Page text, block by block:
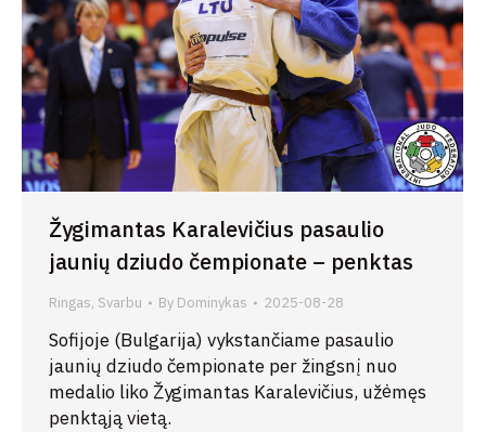
Žygimantas Karalevičius pasaulio
jaunių dziudo čempionate – penktas
Ringas, Svarbu By Dominykas 2025-08-28
Sofijoje (Bulgarija) vykstančiame pasaulio
jaunių dziudo čempionate per žingsnį nuo
medalio liko Žygimantas Karalevičius, užėmęs
penktąją vietą.